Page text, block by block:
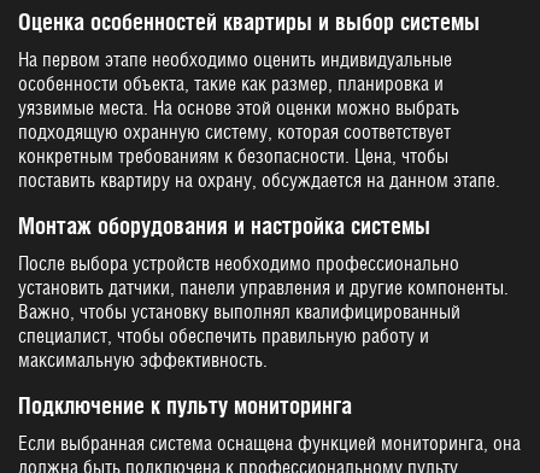
Заказать звонок
Оценка особенностей квартиры и выбор системы
На первом этапе необходимо оценить индивидуальные
особенности объекта, такие как размер, планировка и
уязвимые места. На основе этой оценки можно выбрать
подходящую охранную систему, которая соответствует
конкретным требованиям к безопасности. Цена, чтобы
поставить квартиру на охрану, обсуждается на данном этапе.
Монтаж оборудования и настройка системы
После выбора устройств необходимо профессионально
установить датчики, панели управления и другие компоненты.
Важно, чтобы установку выполнял квалифицированный
специалист, чтобы обеспечить правильную работу и
максимальную эффективность.
Подключение к пульту мониторинга
Если выбранная система оснащена функцией мониторинга, она
должна быть подключена к профессиональному пульту